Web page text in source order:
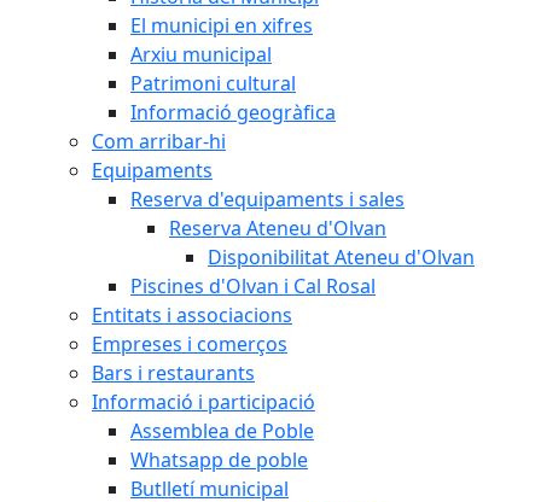
El municipi en xifres
Arxiu municipal
Patrimoni cultural
Informació geogràfica
Com arribar-hi
Equipaments
Reserva d'equipaments i sales
Reserva Ateneu d'Olvan
Disponibilitat Ateneu d'Olvan
Piscines d'Olvan i Cal Rosal
Entitats i associacions
Empreses i comerços
Bars i restaurants
Informació i participació
Assemblea de Poble
Whatsapp de poble
Butlletí municipal